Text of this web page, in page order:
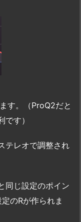
す。（ProQ2だと
す）
テレオで調整され
同じ設定のポイン
のRが作られま